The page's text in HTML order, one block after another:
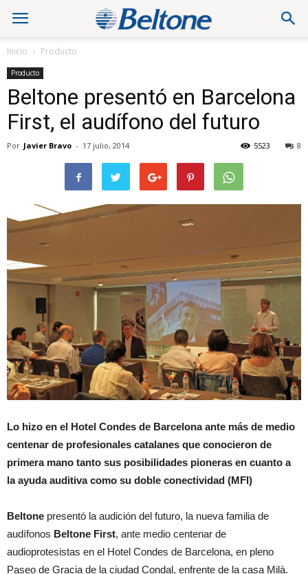
Inicio Producto
Producto
Beltone presentó en Barcelona
First, el audífono del futuro
Por Javier Bravo - 17 julio, 2014 8
5523
Lo hizo en el Hotel Condes de Barcelona ante más de medio
centenar de profesionales catalanes que conocieron de
primera mano tanto sus posibilidades pioneras en cuanto a
la ayuda auditiva como su doble conectividad (MFI)
Beltone presentó la audición del futuro, la nueva familia de
audífonos Beltone First, ante medio centenar de
audioprotesistas en el Hotel Condes de Barcelona, en pleno
Paseo de Gracia de la ciudad Condal, enfrente de la casa Milà.